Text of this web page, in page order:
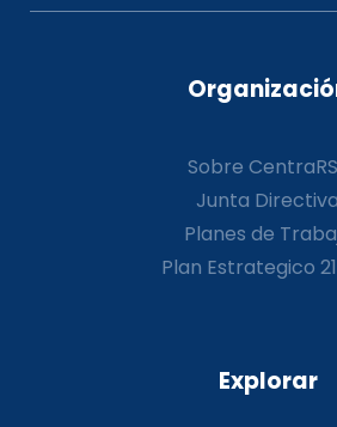
Sobre
Junta Directiva
Planes de
Plan Estrategico
Explorar